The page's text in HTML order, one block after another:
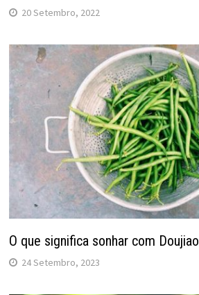
20 Setembro, 2022
O que significa sonhar com
24 Setembro, 2023